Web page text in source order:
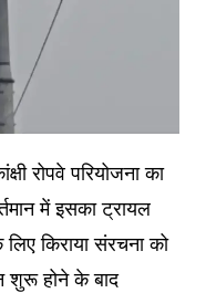
रोपवे परियोजना का
में इसका ट्रायल
किराया संरचना को
शुरू होने के बाद